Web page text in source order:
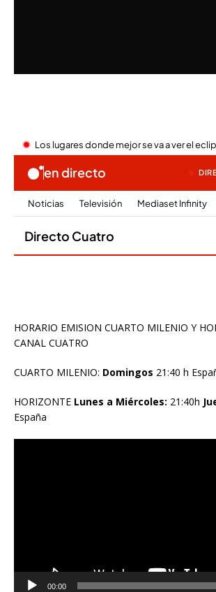
HORARIO EMISION CUARTO MILENIO Y
CANAL CUATRO
CUARTO MILENIO: Domingos 21:40 h
HORIZONTE Lunes a Miércoles: 21:40h
España
00:00